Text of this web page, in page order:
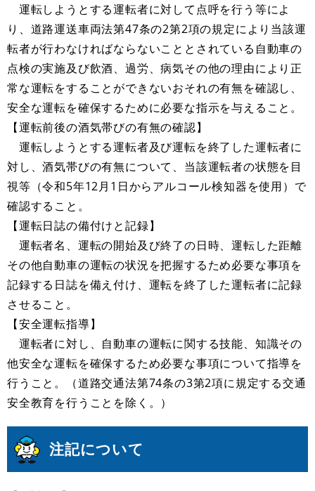
運転しようとする運転者に対して点呼を行う等によ
り、道路運送車両法第47条の2第2項の規定により当該運
転者が行わなければならないこととされている自動車の
点検の実施及び飲酒、過労、病気その他の理由により正
常な運転をすることができないおそれの有無を確認し、
安全な運転を確保するために必要な指示を与えること。
【運転前後の酒気帯びの有無の確認】
運転しようとする運転者及び運転を終了した運転者に
対し、酒気帯びの有無について、当該運転者の状態を目
視等（令和5年12月1日からアルコール検知器を使用）で
確認すること。
【運転日誌の備付けと記録】
運転者名、運転の開始及び終了の日時、運転した距離
その他自動車の運転の状況を把握するため必要な事項を
記録する日誌を備え付け、運転を終了した運転者に記録
させること。
【安全運転指導】
運転者に対し、自動車の運転に関する技能、知識その
他安全な運転を確保するため必要な事項について指導を
行うこと。（道路交通法第74条の3第2項に規定する交通
安全教育を行うことを除く。）
注記について